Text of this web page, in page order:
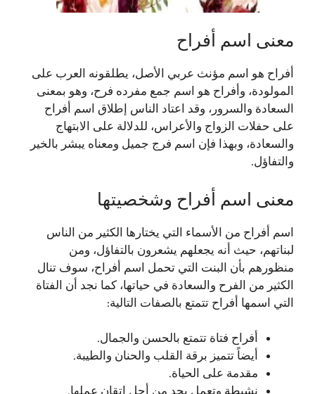
معنى اسم أفراح
أفراح هو اسم مؤنث عربي الأصل، يطلقونه العرب على
المولودة، وأفراح هو اسم جمع مفرده فرح، وهو بمعنى
السعادة والسرور، وقد اعتاد الناس إطلاق اسم أفراح
على حفلات الزواج والأعراس، للدلالة على الابتهاج
والسعادة، وبهذا فإن اسم فرج جميل ومعناه يبشر بالخير
والتفاؤل.
معنى اسم أفراح وشخصيتها
اسم أفراح من الأسماء التي يختارها الكثير من الناس
لبناتهم، حيث أنه يجعلهم يشعرون بالتفاؤل، ومن
منظورهم بأن البنت التي تحمل اسم أفراح، سوف تنال
الكثير من الفرح والسعادة في حياتها، كما نجد أن الفتاة
التي اسمها أفراح تتمتع بالصفات التالية:
أفراح فتاة تتمتع بالحسن والجمال.
أيضاً تتميز برقة القلب والحنان والطيبة.
مقدمة على الحياة.